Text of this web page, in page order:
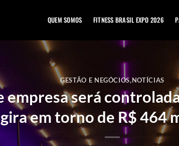
QUEM SOMOS FITNESS BRASIL EXPO 2026
GESTÃO E NEGÓCIOS,NOTÍCIAS
empresa será
gira em torno de R$ 464